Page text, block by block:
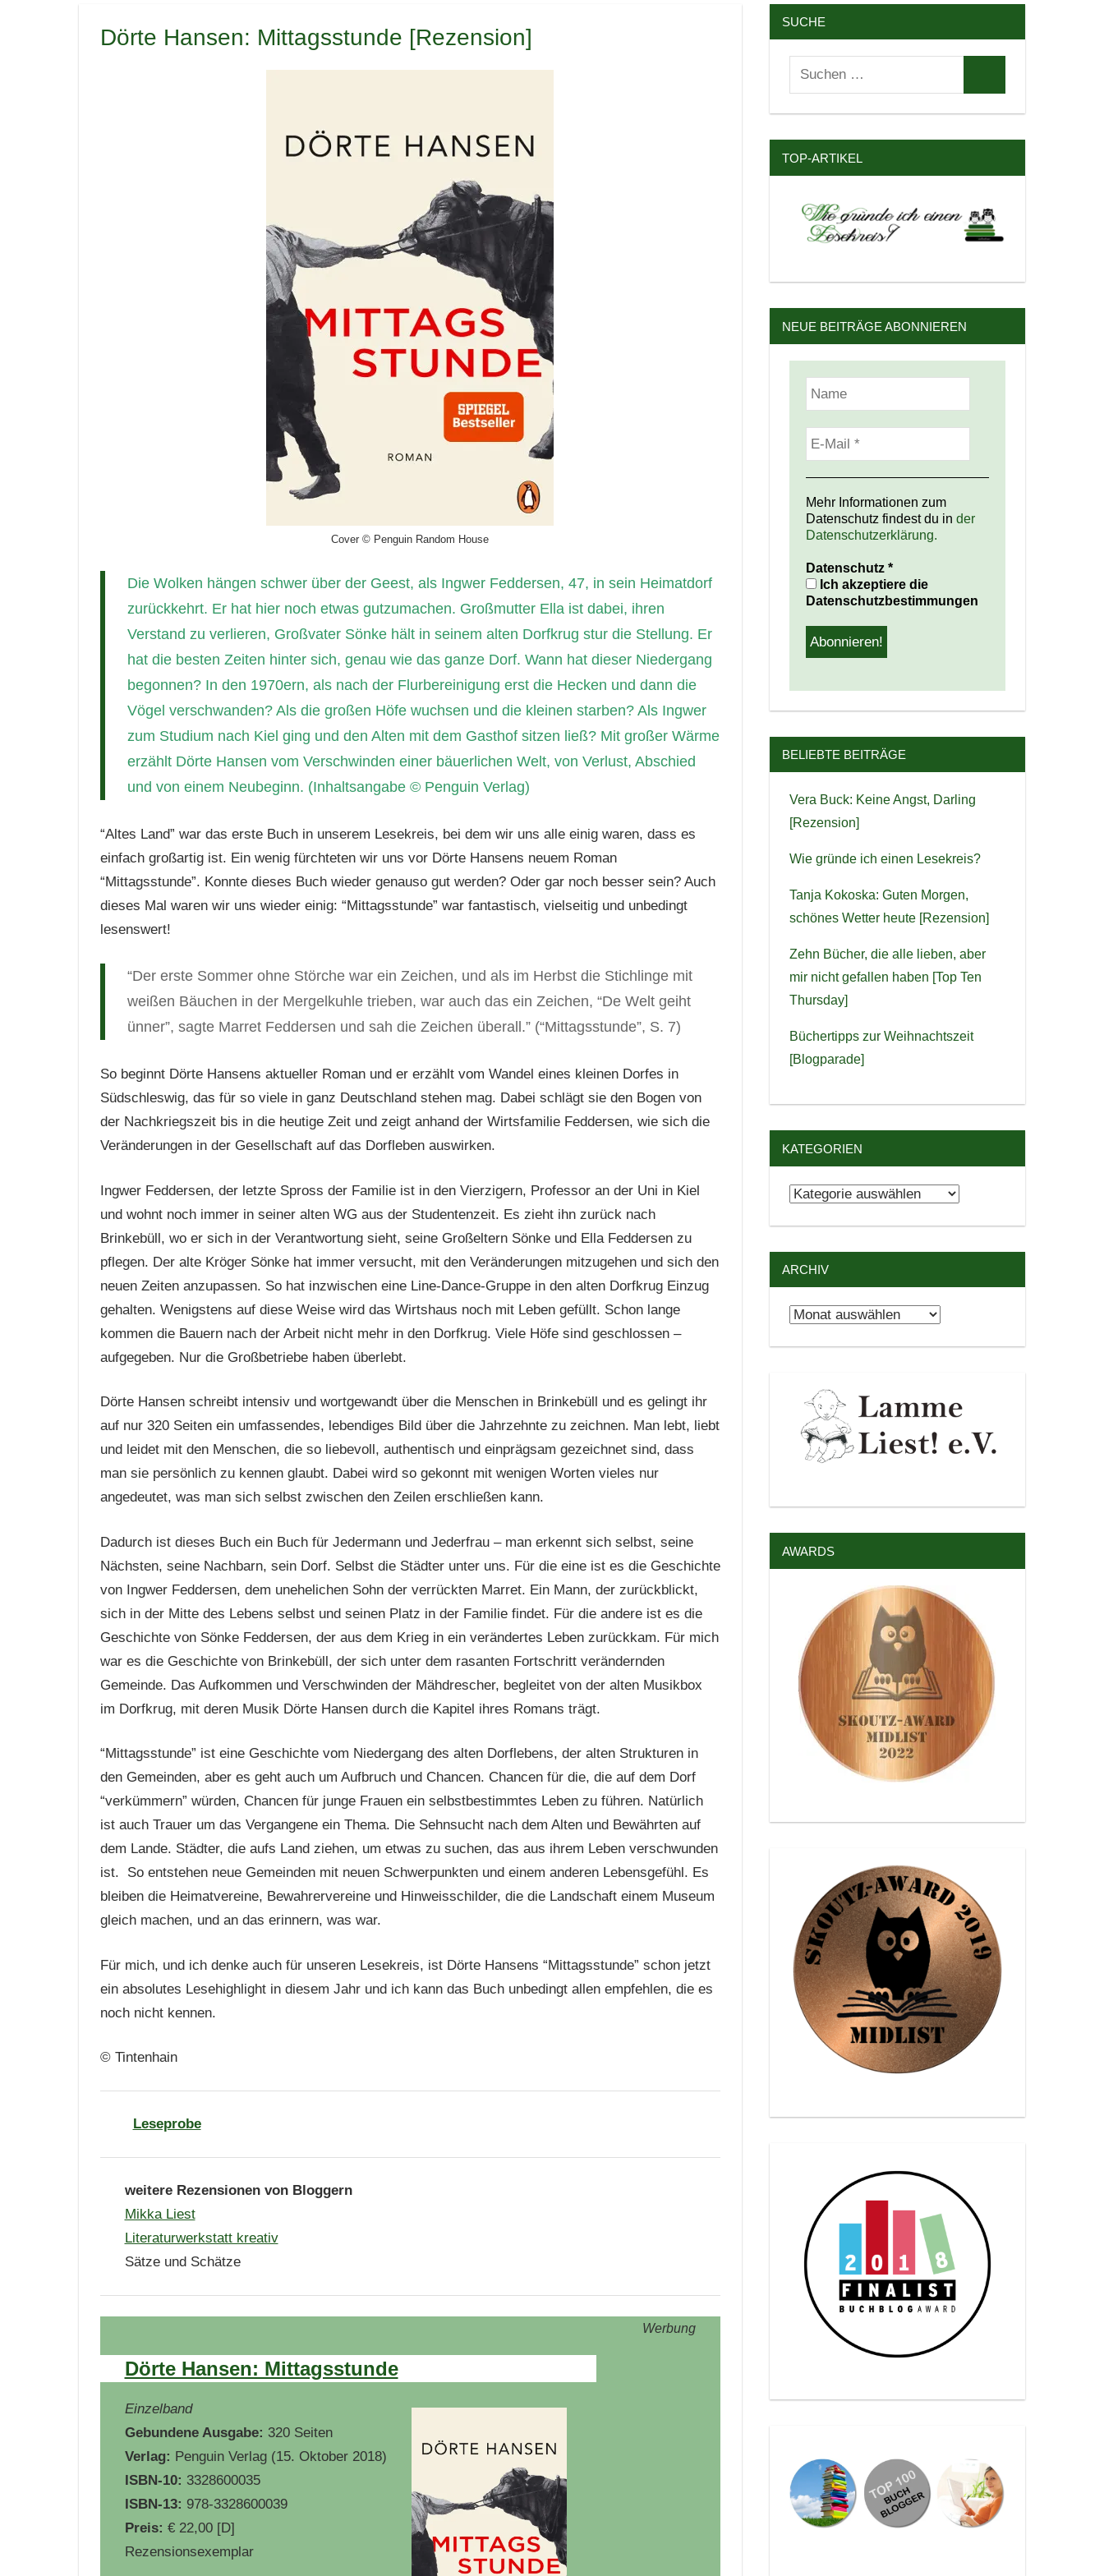
Dörte Hansen: Mittagsstunde [Rezension]
Cover © Penguin Random House
Die Wolken hängen schwer über der Geest, als Ingwer Feddersen, 47, in sein Heimatdorf
zurückkehrt. Er hat hier noch etwas gutzumachen. Großmutter Ella ist dabei, ihren
Verstand zu verlieren, Großvater Sönke hält in seinem alten Dorfkrug stur die Stellung. Er
hat die besten Zeiten hinter sich, genau wie das ganze Dorf. Wann hat dieser Niedergang
begonnen? In den 1970ern, als nach der Flurbereinigung erst die Hecken und dann die
Vögel verschwanden? Als die großen Höfe wuchsen und die kleinen starben? Als Ingwer
zum Studium nach Kiel ging und den Alten mit dem Gasthof sitzen ließ? Mit großer Wärme
erzählt Dörte Hansen vom Verschwinden einer bäuerlichen Welt, von Verlust, Abschied
und von einem Neubeginn. (Inhaltsangabe © Penguin Verlag)
“Altes Land” war das erste Buch in unserem Lesekreis, bei dem wir uns alle einig waren, dass es
einfach großartig ist. Ein wenig fürchteten wir uns vor Dörte Hansens neuem Roman
“Mittagsstunde”. Konnte dieses Buch wieder genauso gut werden? Oder gar noch besser sein? Auch
dieses Mal waren wir uns wieder einig: “Mittagsstunde” war fantastisch, vielseitig und unbedingt
lesenswert!
“Der erste Sommer ohne Störche war ein Zeichen, und als im Herbst die Stichlinge mit
weißen Bäuchen in der Mergelkuhle trieben, war auch das ein Zeichen, “De Welt geiht
ünner”, sagte Marret Feddersen und sah die Zeichen überall.” (“Mittagsstunde”, S. 7)
So beginnt Dörte Hansens aktueller Roman und er erzählt vom Wandel eines kleinen Dorfes in
Südschleswig, das für so viele in ganz Deutschland stehen mag. Dabei schlägt sie den Bogen von
der Nachkriegszeit bis in die heutige Zeit und zeigt anhand der Wirtsfamilie Feddersen, wie sich die
Veränderungen in der Gesellschaft auf das Dorfleben auswirken.
Ingwer Feddersen, der letzte Spross der Familie ist in den Vierzigern, Professor an der Uni in Kiel
und wohnt noch immer in seiner alten WG aus der Studentenzeit. Es zieht ihn zurück nach
Brinkebüll, wo er sich in der Verantwortung sieht, seine Großeltern Sönke und Ella Feddersen zu
pflegen. Der alte Kröger Sönke hat immer versucht, mit den Veränderungen mitzugehen und sich den
neuen Zeiten anzupassen. So hat inzwischen eine Line-Dance-Gruppe in den alten Dorfkrug Einzug
gehalten. Wenigstens auf diese Weise wird das Wirtshaus noch mit Leben gefüllt. Schon lange
kommen die Bauern nach der Arbeit nicht mehr in den Dorfkrug. Viele Höfe sind geschlossen –
aufgegeben. Nur die Großbetriebe haben überlebt.
Dörte Hansen schreibt intensiv und wortgewandt über die Menschen in Brinkebüll und es gelingt ihr
auf nur 320 Seiten ein umfassendes, lebendiges Bild über die Jahrzehnte zu zeichnen. Man lebt, liebt
und leidet mit den Menschen, die so liebevoll, authentisch und einprägsam gezeichnet sind, dass
man sie persönlich zu kennen glaubt. Dabei wird so gekonnt mit wenigen Worten vieles nur
angedeutet, was man sich selbst zwischen den Zeilen erschließen kann.
Dadurch ist dieses Buch ein Buch für Jedermann und Jederfrau – man erkennt sich selbst, seine
Nächsten, seine Nachbarn, sein Dorf. Selbst die Städter unter uns. Für die eine ist es die Geschichte
von Ingwer Feddersen, dem unehelichen Sohn der verrückten Marret. Ein Mann, der zurückblickt,
sich in der Mitte des Lebens selbst und seinen Platz in der Familie findet. Für die andere ist es die
Geschichte von Sönke Feddersen, der aus dem Krieg in ein verändertes Leben zurückkam. Für mich
war es die Geschichte von Brinkebüll, der sich unter dem rasanten Fortschritt verändernden
Gemeinde. Das Aufkommen und Verschwinden der Mähdrescher, begleitet von der alten Musikbox
im Dorfkrug, mit deren Musik Dörte Hansen durch die Kapitel ihres Romans trägt.
“Mittagsstunde” ist eine Geschichte vom Niedergang des alten Dorflebens, der alten Strukturen in
den Gemeinden, aber es geht auch um Aufbruch und Chancen. Chancen für die, die auf dem Dorf
“verkümmern” würden, Chancen für junge Frauen ein selbstbestimmtes Leben zu führen. Natürlich
ist auch Trauer um das Vergangene ein Thema. Die Sehnsucht nach dem Alten und Bewährten auf
dem Lande. Städter, die aufs Land ziehen, um etwas zu suchen, das aus ihrem Leben verschwunden
ist. So entstehen neue Gemeinden mit neuen Schwerpunkten und einem anderen Lebensgefühl. Es
bleiben die Heimatvereine, Bewahrervereine und Hinweisschilder, die die Landschaft einem Museum
gleich machen, und an das erinnern, was war.
Für mich, und ich denke auch für unseren Lesekreis, ist Dörte Hansens “Mittagsstunde” schon jetzt
ein absolutes Lesehighlight in diesem Jahr und ich kann das Buch unbedingt allen empfehlen, die es
noch nicht kennen.
© Tintenhain
Leseprobe
weitere Rezensionen von Bloggern
Mikka Liest
Literaturwerkstatt kreativ
Sätze und Schätze
Werbung
Dörte Hansen: Mittagsstunde
Einzelband
Gebundene Ausgabe: 320 Seiten
Verlag: Penguin Verlag (15. Oktober 2018)
ISBN-10: 3328600035
ISBN-13: 978-3328600039
Preis: € 22,00 [D]
Rezensionsexemplar
SUCHE
Suchen
nach:
TOP-ARTIKEL
NEUE BEITRÄGE ABONNIEREN
Mehr Informationen zum
Datenschutz findest du in der
Datenschutzerklärung.
Datenschutz *
Ich akzeptiere die
Datenschutzbestimmungen
BELIEBTE BEITRÄGE
Vera Buck: Keine Angst, Darling
[Rezension]
Wie gründe ich einen Lesekreis?
Tanja Kokoska: Guten Morgen,
schönes Wetter heute [Rezension]
Zehn Bücher, die alle lieben, aber
mir nicht gefallen haben [Top Ten
Thursday]
Büchertipps zur Weihnachtszeit
[Blogparade]
KATEGORIEN
Kategorien
ARCHIV
Archiv
AWARDS